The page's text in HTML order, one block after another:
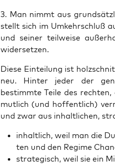
3. Man nimmt aus
stellt sich im Umkehr­schluß
und sei­ner teil­wei­se
widersetzen.
Die­se Ein­tei­lung ist
neu. Hin­ter jeder der
bestimm­te Tei­le des
mut­lich (und hof­fent­lich)
und zwar aus inhalt­li­chen,
inhalt­lich, weil man die
ten und den Regime
stra­te­gisch, weil sie ein